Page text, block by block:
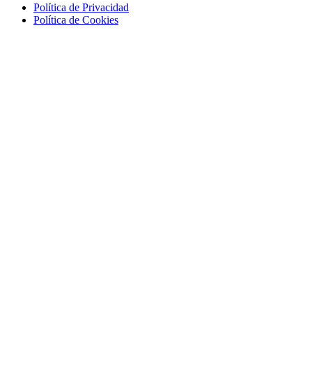
Política de Privacidad
Política de Cookies